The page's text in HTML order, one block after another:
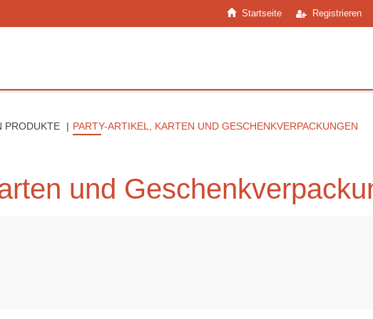
Startseite Registrieren
PRODUKTE PARTY-ARTIKEL, KARTEN UND GESCHENKVERPACKUNGEN
und